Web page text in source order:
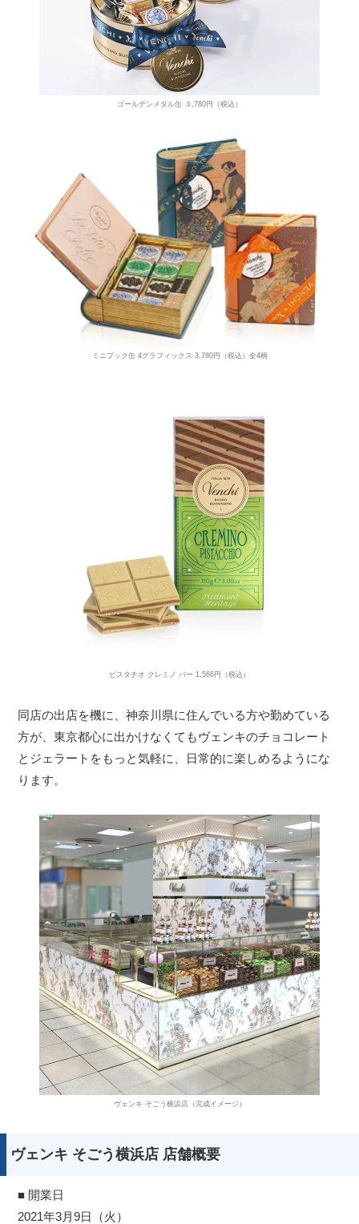
ゴールデンメタル缶 ３,780円（税込）
ミニブック缶 4グラフィックス 3,780円（税込）全4柄
ピスタチオ クレミノ バー 1,566円（税込）
同店の出店を機に、神奈川県に住んでいる方や勤めている
方が、東京都心に出かけなくてもヴェンキのチョコレート
とジェラートをもっと気軽に、日常的に楽しめるようにな
ります。
ヴェンキ そごう横浜店（完成イメージ）
ヴェンキ そごう横浜店 店舗概要
■ 開業日
2021年3月9日（火）